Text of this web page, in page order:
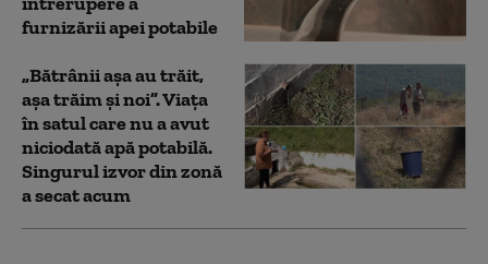
furnizării apei potabile
„Bătrânii așa au trăit,
așa trăim și noi”. Viața
în satul care nu a avut
niciodată apă potabilă.
Singurul izvor din zonă
a secat acum